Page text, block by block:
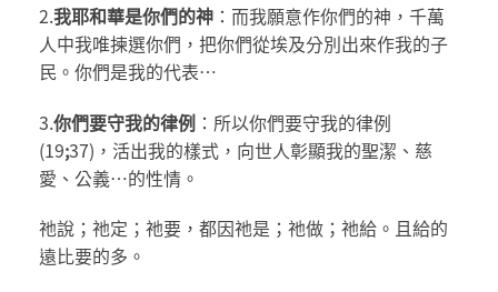
2.我耶和華是你們的神 ：而我願意作你們的神，千萬
人中我唯揀選你們，把你們從埃及分別出來作我的子
民。你們是我的代表…
3.你們要守我的律例 ：所以你們要守我的律例
(19;37)，活出我的樣式，向世人彰顯我的聖潔、慈
愛、公義…的性情。
祂說；祂定；祂要，都因祂是；祂做；祂給。且給的
遠比要的多。